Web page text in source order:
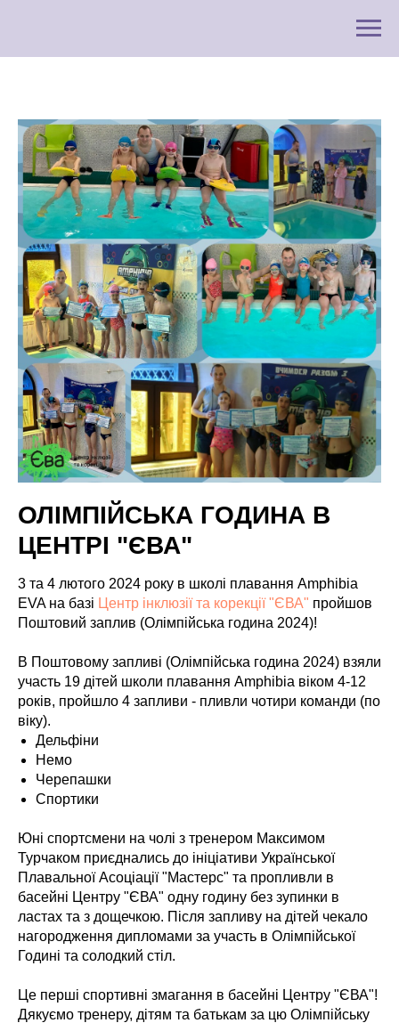
ОЛІМПІЙСЬКА ГОДИНА В
ЦЕНТРІ "ЄВА"
3 та 4 лютого 2024 року в школі плавання Amphibia
EVA на базі Центр інклюзії та корекції "ЄВА" пройшов
Поштовий заплив (Олімпійська година 2024)!
В Поштовому запливі (Олімпійська година 2024) взяли
участь 19 дітей школи плавання Amphibia віком 4-12
років, пройшло 4 запливи - пливли чотири команди (по
віку).
Дельфіни
Немо
Черепашки
Спортики
Юні спортсмени на чолі з тренером Максимом
Турчаком приєднались до ініціативи Української
Плавальної Асоціації "Мастерс" та пропливли в
басейні Центру "ЄВА" одну годину без зупинки в
ластах та з дощечкою. Після запливу на дітей чекало
нагородження дипломами за участь в Олімпійської
Годині та солодкий стіл.
Це перші спортивні змагання в басейні Центру "ЄВА"!
Дякуємо тренеру, дітям та батькам за цю Олімпійську